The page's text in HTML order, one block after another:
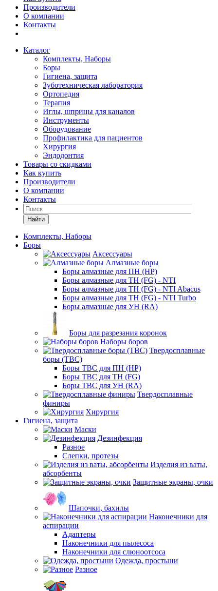
Производители
О компании
Контакты
Каталог
Комплекты, Наборы
Боры
Гигиена, защита
Зуботехническая лаборатория
Ортопедия
Терапия
Иглы, шприцы для каналов
Инструменты
Оборудование
Профилактика для пациентов
Хирургия
Эндодонтия
Товары со скидками
Как купить
Производители
О компании
Контакты
Найти
Комплекты, Наборы
Боры
Аксессуары
Алмазные боры
Боры алмазные для ПН (HP)
Боры алмазные для ТН (FG) - NTI
Боры алмазные для ТН (FG) - NTI Abacus
Боры алмазные для ТН (FG) - NTI Turbo
Боры алмазные для УН (RA)
Боры для разрезания коронок
Наборы боров
Твердосплавные
боры (ТВС)
Боры ТВС для ПН (HP)
Боры ТВС для ТН (FG)
Боры ТВС для УН (RA)
Твердосплавные
финиры
Хирургия
Гигиена, защита
Маски
Дезинфекция
Разное
Слепки, протезы
Изделия из ваты,
абсорбенты
Защитные экраны, очки
Шапочки, бахилы
Наконечники для
аспирации
Адаптеры
Наконечники для пылесоса
Наконечники для слюноотсоса
Одежда, простыни
Разное